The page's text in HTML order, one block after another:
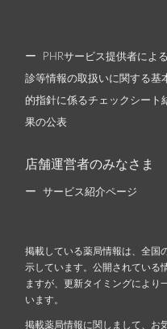
PHRサービス提供者によ
診等情報の取扱いに関する基
的指針に係るチェックシート
果の公表
店舗運営者のみなさま
サービス紹介ページ
掲載している薬局情報は、全国
示しています。公開されている
ますが、更新タイミングにより
います。
掲載薬局情報に関しまして、お